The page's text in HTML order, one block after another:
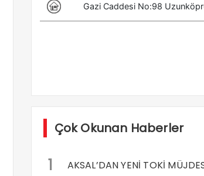
Çok Okunan Haberler
1 AKSAL’DAN YENİ TOKİ